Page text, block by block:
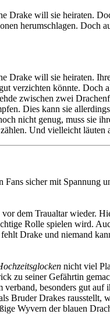
Drake will sie heiraten.
herumschlagen.
will sie heiraten.
verzichten könnte. Doch
zwischen zwei
Dies kann sie
nicht genug, muss sie
Und vielleicht
sicher mit Spannung
dem Traualtar wieder.
Rolle spielen wird.
Drake und niemand
nicht viel
zu seiner Gefährtin
besonders gut
Bruder Drakes
Wyvern der blauen